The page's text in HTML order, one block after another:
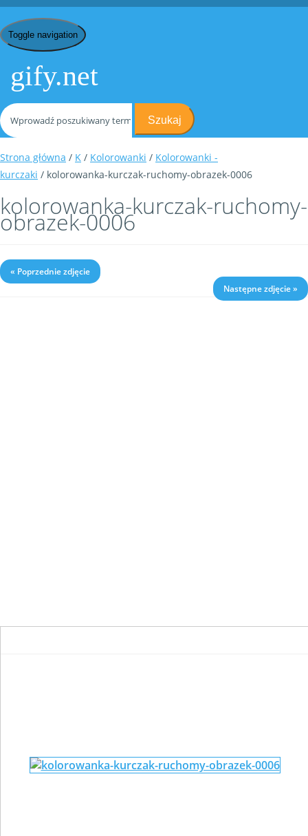
Toggle navigation
gify.net
Szukaj
Strona główna / K / Kolorowanki / Kolorowanki -
kurczaki / kolorowanka-kurczak-ruchomy-obrazek-0006
kolorowanka-kurczak-ruchomy-
obrazek-0006
« Poprzednie zdjęcie
Następne zdjęcie »